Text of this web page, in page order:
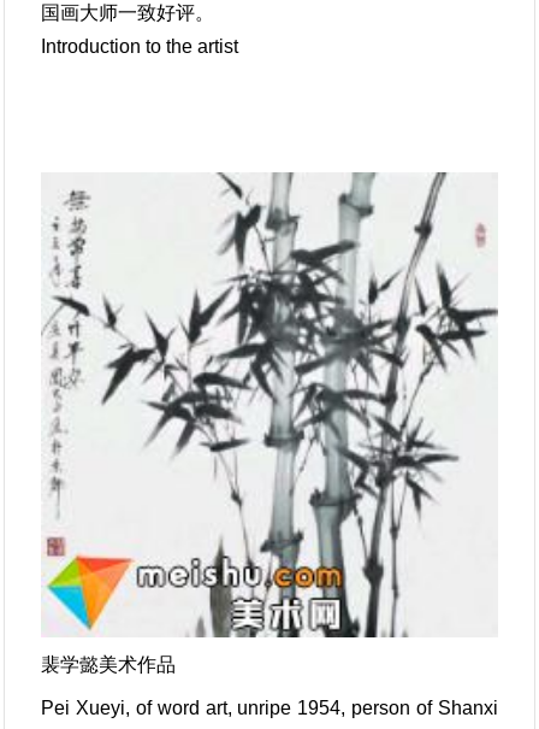
国画大师一致好评。
Introduction to the artist
裴学懿美术作品
Pei Xueyi, of word art, unripe 1954, person of Shanxi